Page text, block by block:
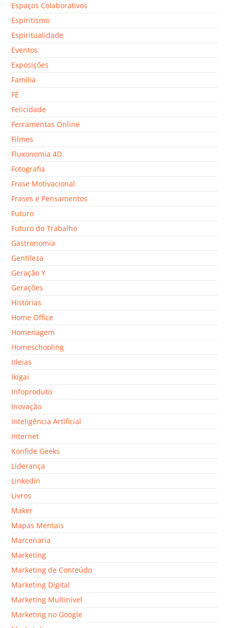
Espaços Colaborativos
Espiritismo
Espiritualidade
Eventos
Exposições
Família
FÉ
Felicidade
Ferramentas Online
Filmes
Fluxonomia 4D
Fotografia
Frase Motivacional
Frases e Pensamentos
Futuro
Futuro do Trabalho
Gastronomia
Gentileza
Geração Y
Gerações
Histórias
Home Office
Homenagem
Homeschooling
Ideias
Ikigai
Infoproduto
Inovação
Inteligência Artificial
Internet
Konfide Geeks
Liderança
Linkedin
Livros
Maker
Mapas Mentais
Marcenaria
Marketing
Marketing de Conteúdo
Marketing Digital
Marketing Multinível
Marketing no Google